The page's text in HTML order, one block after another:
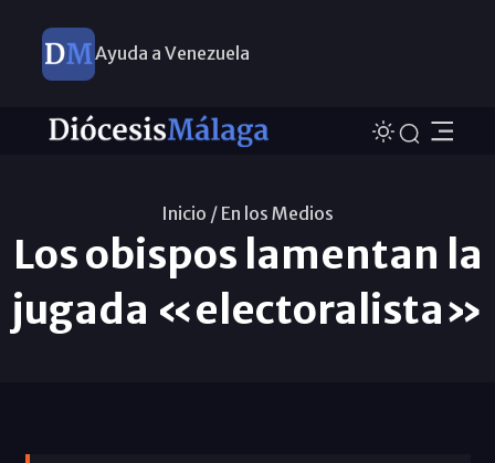
Ayuda a Venezuela
Inicio / En los Medios
Los obispos lamentan la
jugada «electoralista»